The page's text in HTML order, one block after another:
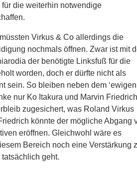
die weiterhin notwendige
Virkus & Co allerdings die
nochmals öffnen. Zwar ist mit
der benötigte Linksfuß für die
worden, doch er dürfte nicht als
sein. So bleiben neben dem ‘ewigen
nur Ko Itakura und Marvin
zugesichert, was Roland Virkus
könnte der mögliche Abgang
eröffnen. Gleichwohl wäre es
Bereich noch eine Verstärkung
geht.